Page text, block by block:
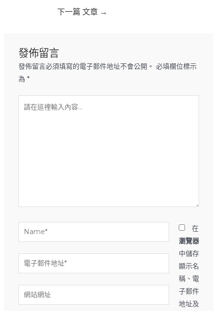
下一篇 文章 →
發佈留言
發佈留言必須填寫的電子郵件地址不會公開。 必填欄位標示
為 *
Name*
電
子
郵
件
網
站
在
瀏覽器
中儲存
顯示名
稱、電
子郵件
地址及